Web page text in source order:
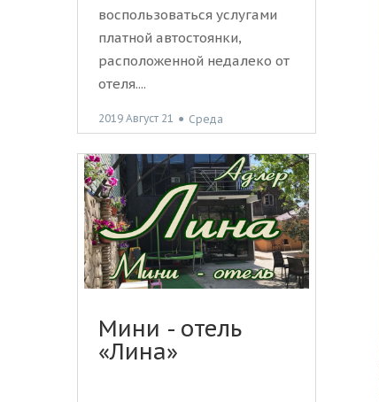
воспользоваться услугами
платной автостоянки,
расположенной недалеко от
отеля....
2019 Август 21 ● Среда
Мини - отель
«Лина»